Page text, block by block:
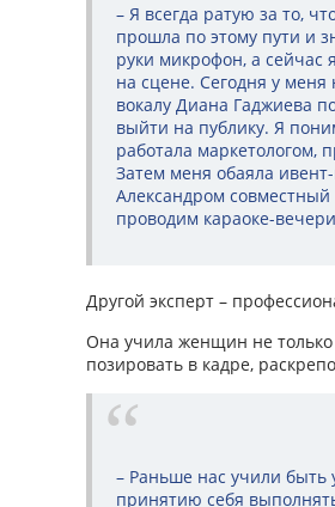
– Я всегда ратую за то,
прошла по этому пути и
руки микрофон, а сейчас
на сцене. Сегодня у
вокалу Диа­на Гаджиева
выйти на публику. Я
работала маркетологом,
Затем меня обаяла
Александром
проводим караоке-
Другой эксперт –
Она учила женщин не только
позировать в кад­ре,
– Раньше нас учили
принятию себя